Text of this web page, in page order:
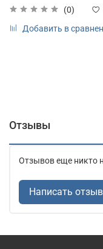
(0)
Добавить в
Отзывы
Отзывов еще никто
Написать отзыв